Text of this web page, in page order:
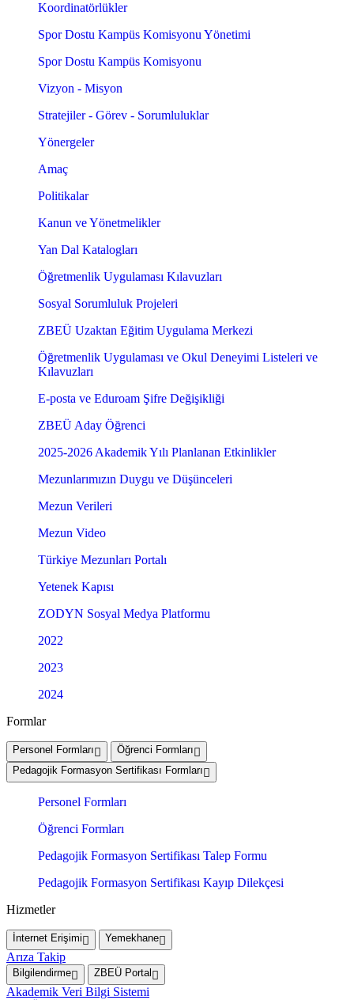
Koordinatörlükler
Spor Dostu Kampüs Komisyonu Yönetimi
Spor Dostu Kampüs Komisyonu
Vizyon - Misyon
Stratejiler - Görev - Sorumluluklar
Yönergeler
Amaç
Politikalar
Kanun ve Yönetmelikler
Yan Dal Katalogları
Öğretmenlik Uygulaması Kılavuzları
Sosyal Sorumluluk Projeleri
ZBEÜ Uzaktan Eğitim Uygulama Merkezi
Öğretmenlik Uygulaması ve Okul Deneyimi Listeleri ve
Kılavuzları
E-posta ve Eduroam Şifre Değişikliği
ZBEÜ Aday Öğrenci
2025-2026 Akademik Yılı Planlanan Etkinlikler
Mezunlarımızın Duygu ve Düşünceleri
Mezun Verileri
Mezun Video
Türkiye Mezunları Portalı
Yetenek Kapısı
ZODYN Sosyal Medya Platformu
2022
2023
2024
Formlar
Personel Formları
Öğrenci Formları
Pedagojik Formasyon Sertifikası Formları
Personel Formları
Öğrenci Formları
Pedagojik Formasyon Sertifikası Talep Formu
Pedagojik Formasyon Sertifikası Kayıp Dilekçesi
Hizmetler
İnternet Erişimi Yemekhane
Arıza Takip
Bilgilendirme ZBEÜ Portal
Akademik Veri Bilgi Sistemi